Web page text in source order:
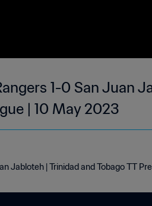
1-0 San Juan
| 10 May 2023
Jabloteh | Trinidad and Tobago TT